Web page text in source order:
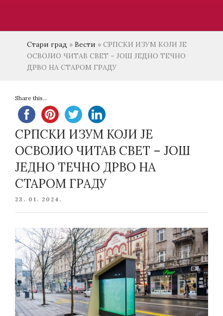
Стари град » Вести » СРПСКИ ИЗУМ КОЈИ ЈЕ
ОСВОЈИО ЧИТАВ СВЕТ – ЈОШ ЈЕДНО ТЕЧНО
ДРВО НА СТАРОМ ГРАДУ
Share this...
СРПСКИ ИЗУМ КОЈИ ЈЕ
ОСВОЈИО ЧИТАВ СВЕТ – ЈОШ
ЈЕДНО ТЕЧНО ДРВО НА
СТАРОМ ГРАДУ
POSTED
23. 01. 2024.